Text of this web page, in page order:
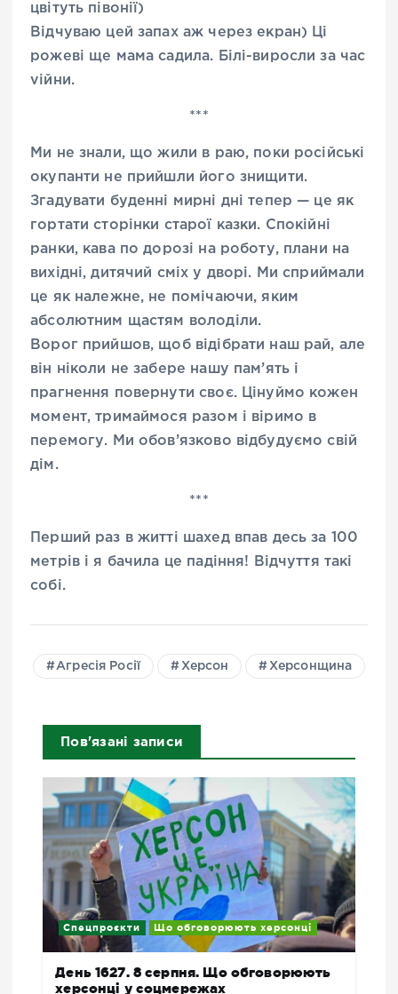
цвітуть півонії)
Відчуваю цей запах аж через екран) Ці
рожеві ще мама садила. Білі-виросли за час
vійни.
***
Ми не знали, що жили в раю, поки російські
окупанти не прийшли його знищити.
Згадувати буденні мирні дні тепер — це як
гортати сторінки старої казки. Спокійні
ранки, кава по дорозі на роботу, плани на
вихідні, дитячий сміх у дворі. Ми сприймали
це як належне, не помічаючи, яким
абсолютним щастям володіли.
Ворог прийшов, щоб відібрати наш рай, але
він ніколи не забере нашу пам’ять і
прагнення повернути своє. Цінуймо кожен
момент, тримаймося разом і віримо в
перемогу. Ми обов’язково відбудуємо свій
дім.
***
Перший раз в житті шахед впав десь за 100
метрів і я бачила це падіння! Відчуття такі
собі.
Агресія Росії Херсон Херсонщина
Пов'язані записи
Спецпроєкти Що обговорюють херсонці
День 1627. 8 серпня. Що обговорюють
херсонці у соцмережах